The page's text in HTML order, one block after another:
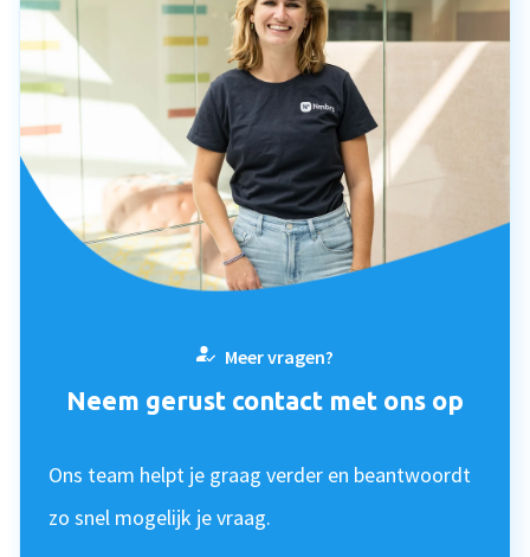
Meer vragen?
Neem gerust contact met ons op
Ons team helpt je graag verder en beantwoordt
zo snel mogelijk je vraag.